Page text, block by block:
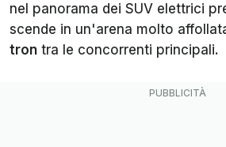
nel panorama dei SUV elettrici
scende in un'arena molto
tron tra le concorrenti principali.